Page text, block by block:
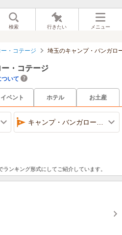
検索 行きたい メニュー
・コテージ 埼玉のキャンプ・バンガロ
・コテージ
いて
イベント ホテル お土産
キャンプ・バンガロー・コテージ
ンキング形式にしてご紹介しています。